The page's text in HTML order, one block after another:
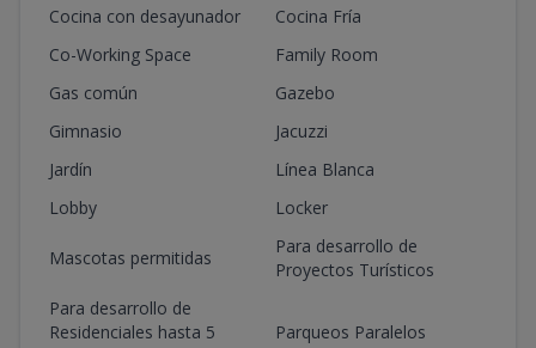
Cocina con desayunador
Cocina Fría
Co-Working Space
Family Room
Gas común
Gazebo
Gimnasio
Jacuzzi
Jardín
Línea Blanca
Lobby
Locker
Mascotas permitidas
Para desarrollo de
Proyectos Turísticos
Para desarrollo de
Residenciales hasta 5
Parqueos Paralelos